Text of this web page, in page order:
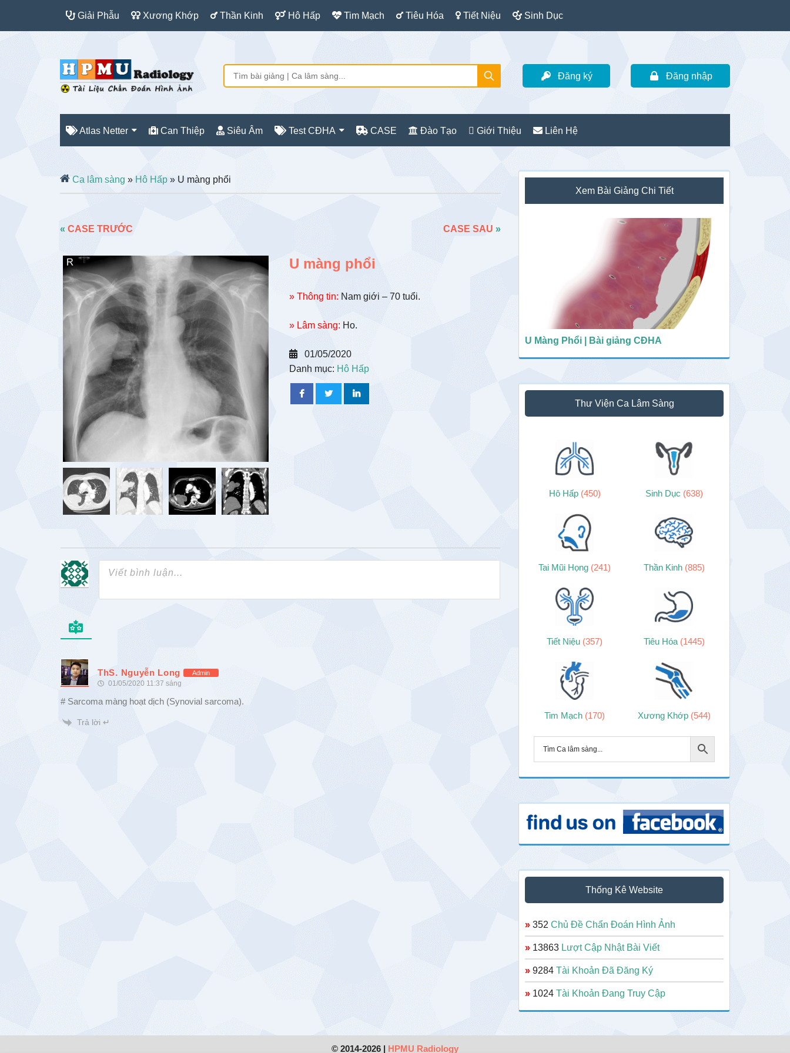
Giải Phẫu Xương Khớp Thần Kinh Hô Hấp Tim Mạch Tiêu Hóa Tiết Niệu Sinh Dục
Đăng ký Đăng nhập
Atlas Netter Can Thiệp Siêu Âm Test CĐHA CASE Đào Tạo Giới Thiệu Liên Hệ
Ca lâm sàng » Hô Hấp » U màng phổi
« CASE TRƯỚC CASE SAU »
U màng phổi
» Thông tin: Nam giới – 70 tuổi.
» Lâm sàng: Ho.
01/05/2020
Danh mục: Hô Hấp
ThS. Nguyễn Long Admin
01/05/2020 11:37 sáng
# Sarcoma màng hoạt dịch (Synovial sarcoma).
Trả lời ↵
Sidebar
chính
Xem Bài Giảng Chi Tiết
U Màng Phổi | Bài giảng CĐHA
Thư Viện Ca Lâm Sàng
Hô Hấp (450) Sinh Dục (638)
Tai Mũi Họng (241) Thần Kinh (885)
Tiết Niệu (357) Tiêu Hóa (1445)
Tim Mạch (170) Xương Khớp (544)
Thống Kê Website
» 352 Chủ Đề Chẩn Đoán Hình Ảnh
» 13863 Lượt Cập Nhật Bài Viết
» 9284 Tài Khoản Đã Đăng Ký
» 1024 Tài Khoản Đang Truy Cập
© 2014-2026 | HPMU Radiology